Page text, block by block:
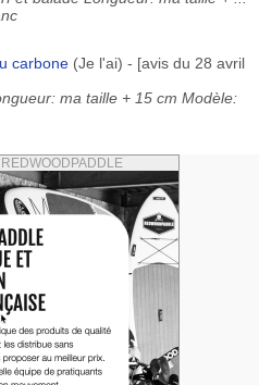
carbone(Je l'ai) - [avis du 28 avril
ma taille + 15 cm Modèle: